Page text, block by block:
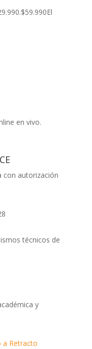
$59.990El
en vivo.
con autorización
técnicos de
y
a Retracto